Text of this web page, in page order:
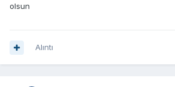
olsun
Alıntı